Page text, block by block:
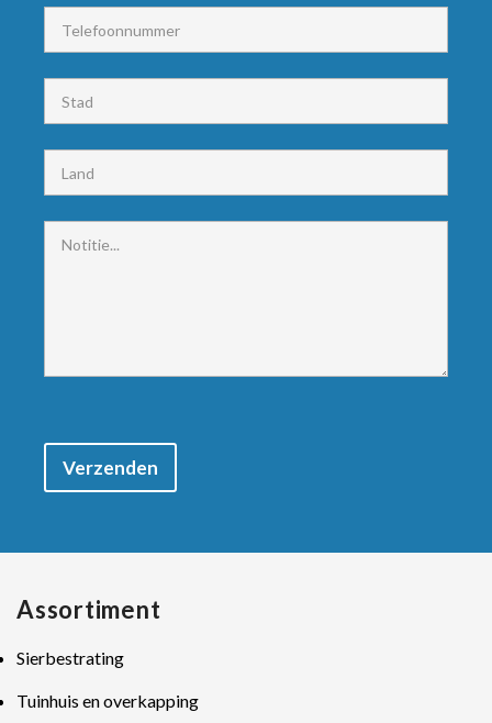
Verzenden
Assortiment
Sierbestrating
Tuinhuis en overkapping